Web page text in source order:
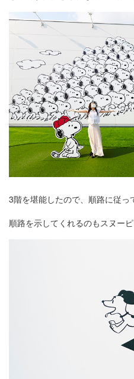
3階を堪能したので、順路に従っ
順路を示してくれるのもスヌー